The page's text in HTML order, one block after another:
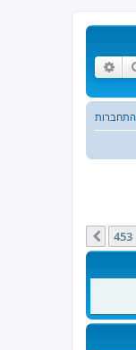
חיפוש
התחברות
453 הבא